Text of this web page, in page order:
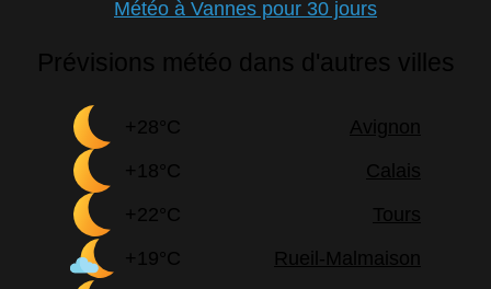
Météo à Vannes pour 30 jours
Prévisions météo dans d'autres villes
+28°C
Avignon
+18°C
Calais
+22°C
Tours
+19°C
Rueil-Malmaison